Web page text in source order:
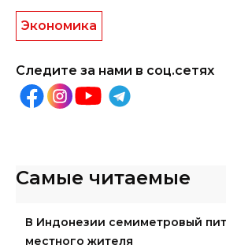
Экономика
Следите за нами в соц.сетях
Самые читаемые
В Индонезии семиметровый
местного жителя